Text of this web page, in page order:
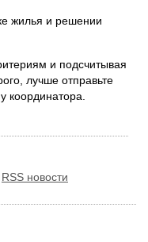
жилья и решении
и подсчитывая
лучше отправьте
координатора.
RSS новости